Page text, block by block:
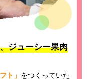
ジューシー果肉
ト」 をつくっていた